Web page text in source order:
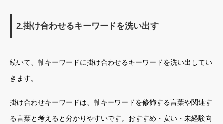
2.掛け合わせるキーワードを洗い出す
続いて、軸キーワードに掛け合わせるキーワードを洗い出してい
きます。
掛け合わせキーワードは、軸キーワードを修飾する言葉や関連す
る言葉と考えると分かりやすいです。おすすめ・安い・未経験向